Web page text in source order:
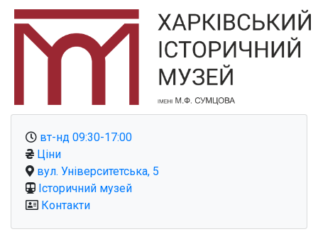
вт-нд 09:30-17:00
Ціни
вул. Університетська, 5
Історичний музей
Контакти